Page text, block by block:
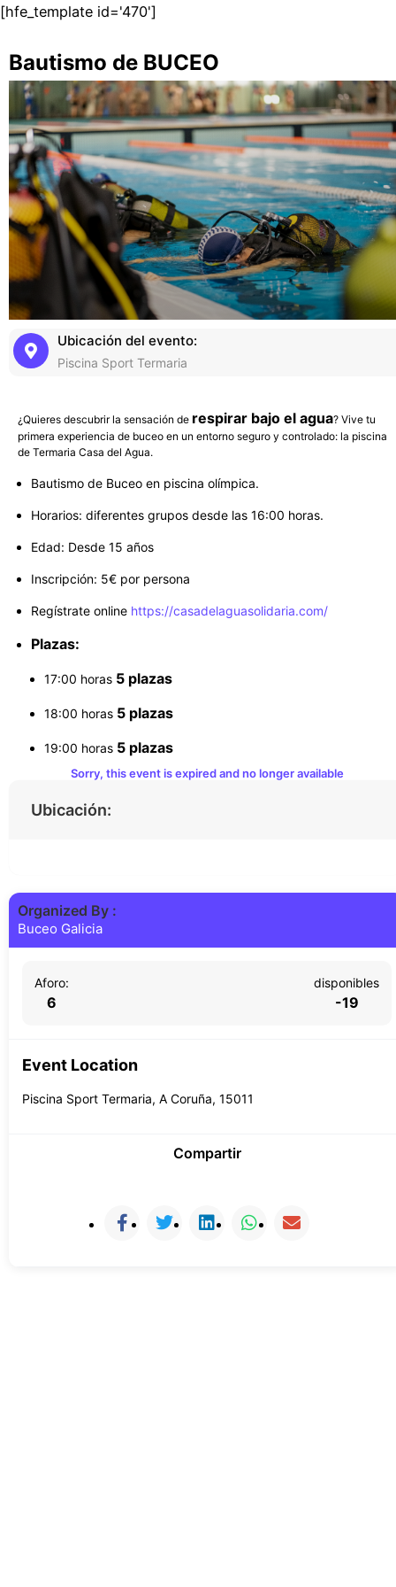
[hfe_template id='470']
Bautismo de BUCEO
Ubicación del evento:
Piscina Sport Termaria
¿Quieres descubrir la sensación de respirar bajo el agua? Vive tu
primera experiencia de buceo en un entorno seguro y controlado: la piscina
de Termaria Casa del Agua.
Bautismo de Buceo en piscina olímpica.
Horarios: diferentes grupos desde las 16:00 horas.
Edad: Desde 15 años
Inscripción: 5€ por persona
Regístrate online https://casadelaguasolidaria.com/
Plazas:
17:00 horas 5 plazas
18:00 horas 5 plazas
19:00 horas 5 plazas
Sorry, this event is expired and no longer available
Ubicación:
Organized By :
Buceo Galicia
Aforo:
6
disponibles
-19
Event Location
Piscina Sport Termaria, A Coruña, 15011
Compartir